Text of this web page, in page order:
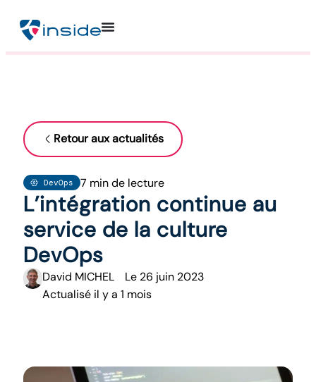
Retour aux actualités
DevOps 7 min de lecture
L’intégration continue au
service de la culture
DevOps
David MICHEL Le 26 juin 2023
Actualisé il y a 1 mois